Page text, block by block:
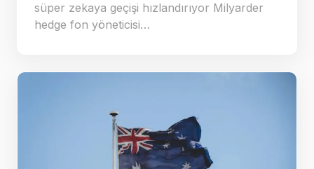
süper zekaya geçişi hızlandırıyor Milyarder
hedge fon yöneticisi…